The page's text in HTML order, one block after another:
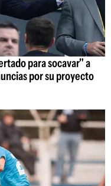
para socavar" a
por su proyecto